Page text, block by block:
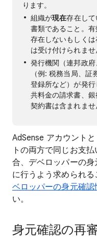
ります。
組織が現在存在し
書類であること。
存在しないもしく
は受け付けられませ
発行機関（連邦政
（例: 税務当局、
登録所など）が発
共料金の請求書、
契約書は含まれませ
AdSense アカウント
トの両方で同じお支
合、デベロッパーの
に行うよう求められる
ベロッパーの身元確認
い。
身元確認の再